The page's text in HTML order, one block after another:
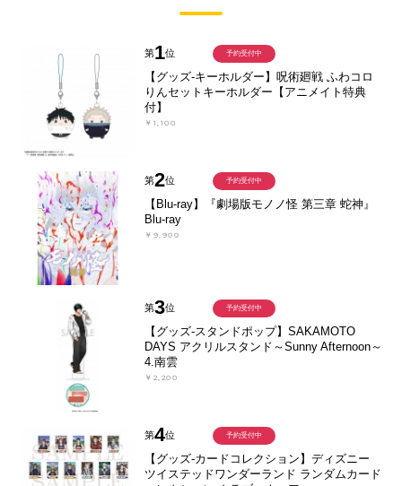
第1位
【グッズ-キーホルダー】呪術廻戦 ふわコロ
りんセットキーホルダー【アニメイト特典
付】
￥1,100
予約受付中
第2位
【Blu-ray】『劇場版モノノ怪 第三章 蛇神』
Blu-ray
￥9,900
予約受付中
第3位
【グッズ-スタンドポップ】SAKAMOTO
DAYS アクリルスタンド～Sunny Afternoon～
4.南雲
￥2,200
予約受付中
第4位
【グッズ-カードコレクション】ディズニー
ツイステッドワンダーランド ランダムカード
予約受付中